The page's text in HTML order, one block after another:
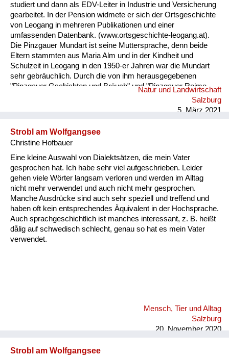
studiert und dann als EDV-Leiter in Industrie und Versicherung
gearbeitet. In der Pension widmete er sich der Ortsgeschichte
von Leogang in mehreren Publikationen und einer
umfassenden Datenbank. (www.ortsgeschichte-leogang.at).
Die Pinzgauer Mundart ist seine Muttersprache, denn beide
Eltern stammten aus Maria Alm und in der Kindheit und
Schulzeit in Leogang in den 1950-er Jahren war die Mundart
sehr gebräuchlich. Durch die von ihm herausgegebenen
"Pinzgauer Gschichten und Bräuch" und "Pinzgauer Reime,
Sprüche und Kuchltips" der Maria Almer Mundartdichterin
Gretl Widauer (1999) wurde sein Interesse an dieser Sprache
erarbeitet. ...
Natur und Landwirtschaft
Salzburg
5. März 2021
Strobl am Wolfgangsee
Christine Hofbauer
Eine kleine Auswahl von Dialektsätzen, die mein Vater
gesprochen hat. Ich habe sehr viel aufgeschrieben. Leider
gehen viele Wörter langsam verloren und werden im Alltag
nicht mehr verwendet und auch nicht mehr gesprochen.
Manche Ausdrücke sind auch sehr speziell und treffend und
haben oft kein entsprechendes Äquivalent in der Hochsprache.
Auch sprachgeschichtlich ist manches interessant, z. B. heißt
dålig auf schwedisch schlecht, genau so hat es mein Vater
verwendet.
Mensch, Tier und Alltag
Salzburg
20. November 2020
Strobl am Wolfgangsee